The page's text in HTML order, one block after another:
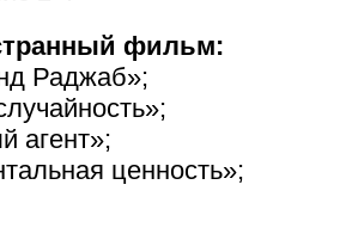
фильм:
Раджаб»;
агент»;
ценность»;